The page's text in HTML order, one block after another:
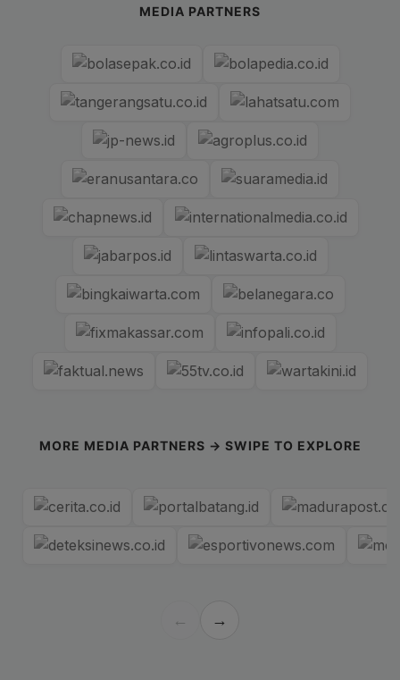
MEDIA PARTNERS
MORE MEDIA PARTNERS → SWIPE TO EXPLORE
← →